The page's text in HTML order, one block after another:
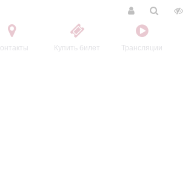
Купить билет Трансляции